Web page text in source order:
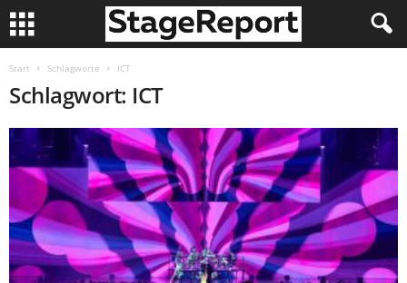
Start Schlagworte ICT
Schlagwort: ICT